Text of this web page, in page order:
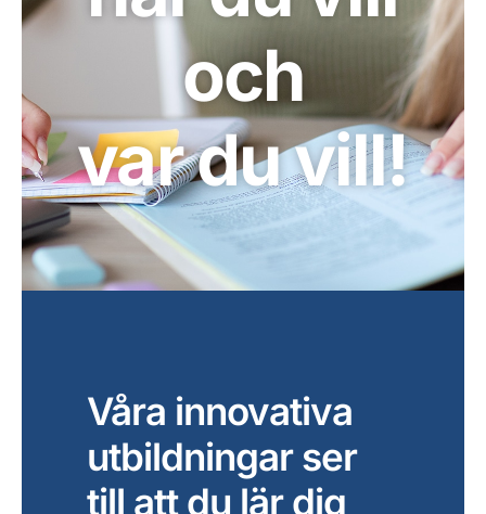
och
var du vill!
Våra innovativa
utbildningar ser
till att du lär dig